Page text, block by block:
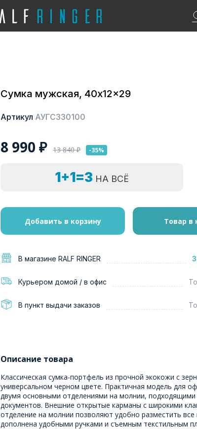
Сумка мужская, 40x12x29
Артикул АУГС330100
8 990 ₽ 13 840₽ -35%
1+1=3 НА ВСЁ
Добавить в корзину Товар в
В магазине RALF RINGER
Курьером домой / в офис
В пункт выдачи заказов
Описание товара
Классическая сумка-портфель из прочной экокожи с
универсальном черном цвете. Практичная модель для
двумя основными отделениями на молнии, подходящими
документов. Внешние открытые карманы с широкими
отделение на молнии позволяют удобно разместить
дополнена удобными ручками и съемным текстильным